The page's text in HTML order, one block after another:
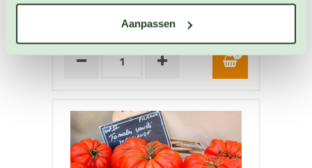
Aanpassen
OP VOORRAAD